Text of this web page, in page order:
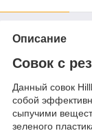
Описание
Совок с
Данный совок
собой
сыпучими
зеленого